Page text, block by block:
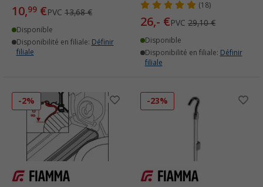
10,99 €PVC 13,68 €
Disponible
Disponibilité en filiale: Définir
filiale
(18)
26,- €PVC 29,10 €
Disponible
Disponibilité en filiale: Définir
filiale
-2% -23%